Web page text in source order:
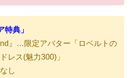
特典」
』…限定アバター「ロベルトの
レス(魅力300)」
し